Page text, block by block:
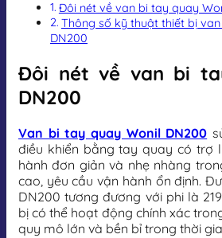
Đôi nét về van bi tay quay
Thông số kỹ thuật thiết bị
DN200
Đôi nét về van bi
DN200
Van bi tay quay Wonil DN200
điều khiển bằng tay quay có trợ
hành đơn giản và nhẹ nhàng
cao, yêu cầu vận hành ổn định.
DN200 tương đương với phi là
bị có thể hoạt động chính xác
quy mô lớn và bền bỉ trong thời